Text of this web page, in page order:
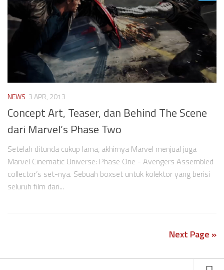
NEWS 3 APR, 2013
Concept Art, Teaser, dan Behind The Scene
dari Marvel’s Phase Two
Setelah ditunda cukup lama, akhirnya Marvel menjual juga
Marvel Cinematic Universe: Phase One - Avengers Assembled
collector’s set-nya. Sebuah boxset untuk kolektor yang berisi
seluruh film dari...
Next Page »